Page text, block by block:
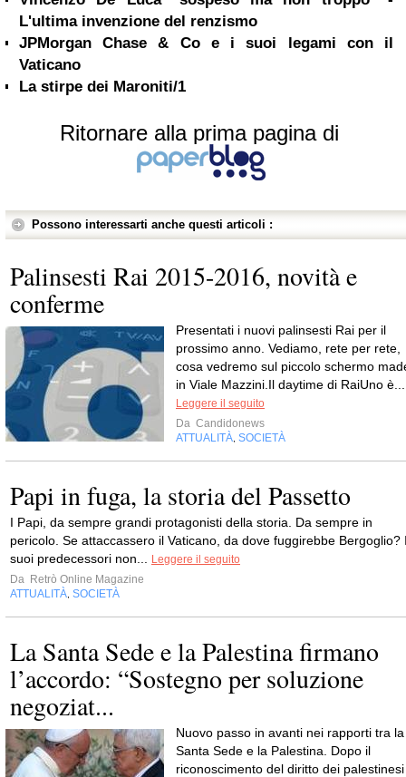
L'ultima invenzione del renzismo
JPMorgan Chase & Co e i suoi legami con il
Vaticano
La stirpe dei Maroniti/1
Ritornare alla prima pagina di
Possono interessarti anche questi articoli :
Palinsesti Rai 2015-2016, novità e
conferme
Presentati i nuovi palinsesti Rai per il
prossimo anno. Vediamo, rete per rete,
cosa vedremo sul piccolo schermo
in Viale Mazzini.Il daytime di RaiUno è...
Leggere il seguito
Da Candidonews
ATTUALITÀ SOCIETÀ
Papi in fuga, la storia del Passetto
I Papi, da sempre grandi protagonisti della storia. Da sempre in
pericolo. Se attaccassero il Vaticano, da dove fuggirebbe Bergoglio?
suoi predecessori non...
Leggere il seguito
Da Retrò Online Magazine
ATTUALITÀ SOCIETÀ
La Santa Sede e la Palestina firmano
l’accordo: “Sostegno per soluzione
negoziat...
Nuovo passo in avanti nei rapporti tra la
Santa Sede e la Palestina. Dopo il
riconoscimento del diritto dei palestinesi